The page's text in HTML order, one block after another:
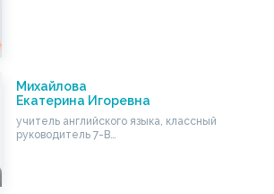
Михайлова
Екатерина Игоревна
учитель английского языка, классный
руководитель 7-В…